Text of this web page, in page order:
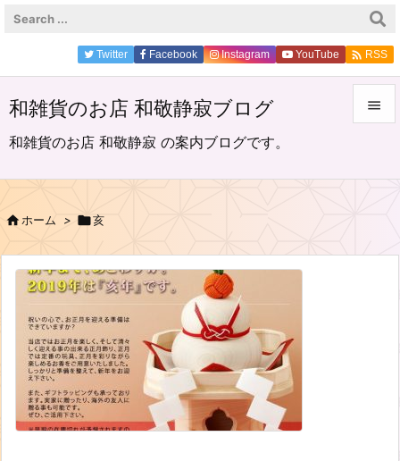
和雑貨のお店 和敬静寂ブログ
和雑貨のお店 和敬静寂 の案内ブログです。

前へ
Twitter Facebook Instagram YouTube  RSS
ホーム > 亥